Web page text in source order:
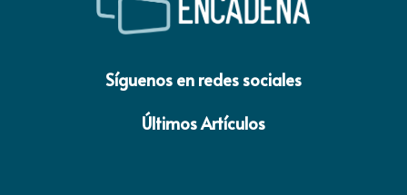
Síguenos en redes sociales
Últimos Artículos